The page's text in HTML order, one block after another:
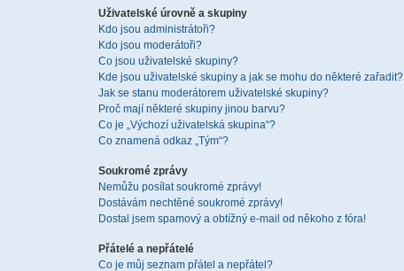
Uživatelské úrovně a skupiny
Kdo jsou administrátoři?
Kdo jsou moderátoři?
Co jsou uživatelské skupiny?
Kde jsou uživatelské skupiny a jak se mohu do některé zařadit?
Jak se stanu moderátorem uživatelské skupiny?
Proč mají některé skupiny jinou barvu?
Co je „Výchozí uživatelská skupina“?
Co znamená odkaz „Tým“?
Soukromé zprávy
Nemůžu posílat soukromé zprávy!
Dostávám nechtěné soukromé zprávy!
Dostal jsem spamový a obtížný e-mail od někoho z fóra!
Přátelé a nepřátelé
Co je můj seznam přátel a nepřátel?